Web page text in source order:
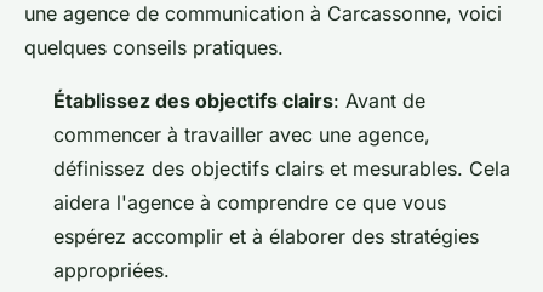
une agence de communication à Carcassonne, voici
quelques conseils pratiques.
Établissez des objectifs clairs: Avant de
commencer à travailler avec une agence,
définissez des objectifs clairs et mesurables. Cela
aidera l'agence à comprendre ce que vous
espérez accomplir et à élaborer des stratégies
appropriées.